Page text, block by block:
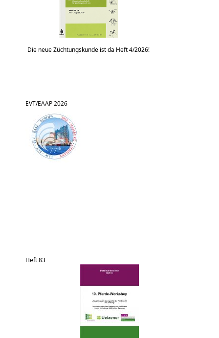
Die neue Züchtungskunde ist da Heft 4/2026!
EVT/EAAP 2026
Heft 83